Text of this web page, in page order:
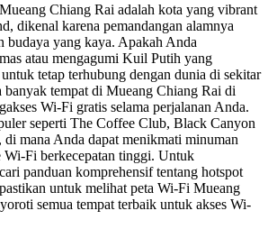
Mueang Chiang Rai adalah kota yang vibrant
dikenal karena pemandangan alamnya
budaya yang kaya. Apakah Anda
atau mengagumi Kuil Putih yang
tetap terhubung dengan dunia di sekitar
tempat di Mueang Chiang Rai di
Wi-Fi gratis selama perjalanan Anda.
seperti The Coffee Club, Black Canyon
di mana Anda dapat menikmati minuman
Wi-Fi berkecepatan tinggi. Untuk
panduan komprehensif tentang hotspot
untuk melihat peta Wi-Fi Mueang
semua tempat terbaik untuk akses Wi-